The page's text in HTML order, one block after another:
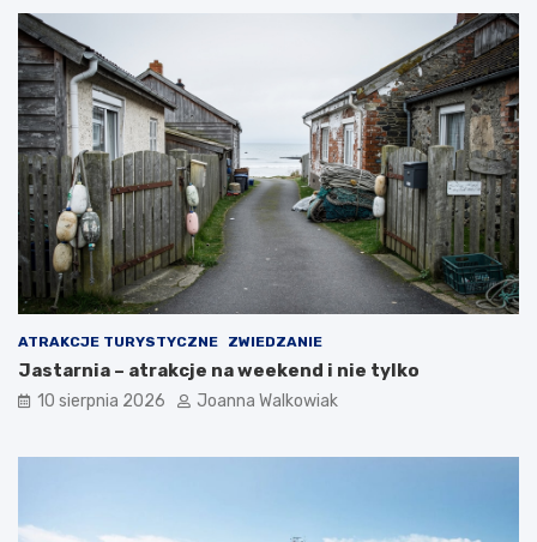
ATRAKCJE TURYSTYCZNE ZWIEDZANIE
Jastarnia – atrakcje na weekend i nie tylko
10 sierpnia 2026 Joanna Walkowiak